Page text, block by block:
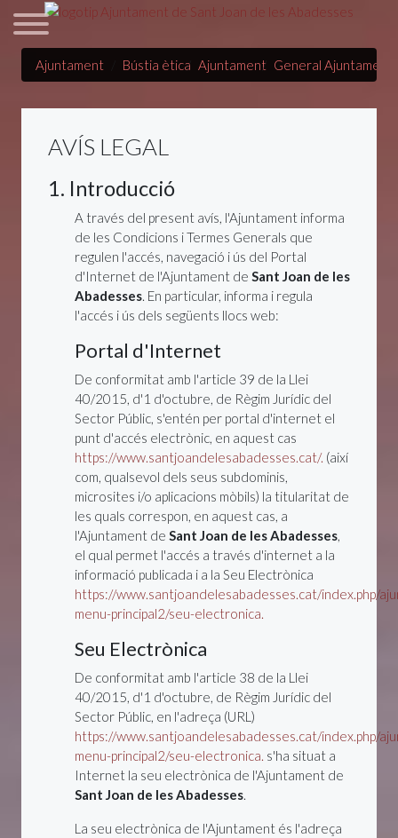
Ajuntament Bústia ètica Ajuntament General Ajuntament
AVÍS LEGAL
1. Introducció
A través del present avís, l'Ajuntament informa
de les Condicions i Termes Generals que
regulen l'accés, navegació i ús del Portal
d'Internet de l'Ajuntament de Sant Joan de les
Abadesses. En particular, informa i regula
l'accés i ús dels següents llocs web:
Portal d'Internet
De conformitat amb l'article 39 de la Llei
40/2015, d'1 d'octubre, de Règim Jurídic del
Sector Públic, s'entén per portal d'internet el
punt d'accés electrònic, en aquest cas
https://www.santjoandelesabadesses.cat/. (així
com, qualsevol dels seus subdominis,
microsites i/o aplicacions mòbils) la titularitat de
les quals correspon, en aquest cas, a
l'Ajuntament de Sant Joan de les Abadesses,
el qual permet l'accés a través d'internet a la
informació publicada i a la Seu Electrònica
https://www.santjoandelesabadesses.cat/index.php/
menu-principal2/seu-electronica.
Seu Electrònica
De conformitat amb l'article 38 de la Llei
40/2015, d'1 d'octubre, de Règim Jurídic del
Sector Públic, en l'adreça (URL)
https://www.santjoandelesabadesses.cat/index.php/
menu-principal2/seu-electronica. s'ha situat a
Internet la seu electrònica de l'Ajuntament de
Sant Joan de les Abadesses.
La seu electrònica de l'Ajuntament és l'adreça